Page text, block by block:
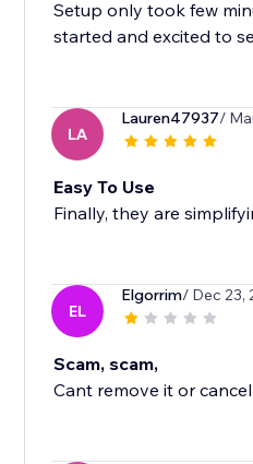
Setup only took few
started and excited to
LA
Lauren47937/
Easy To Use
Finally, they are
EL
Elgorrim/ Dec 23,
Scam, scam,
Cant remove it or